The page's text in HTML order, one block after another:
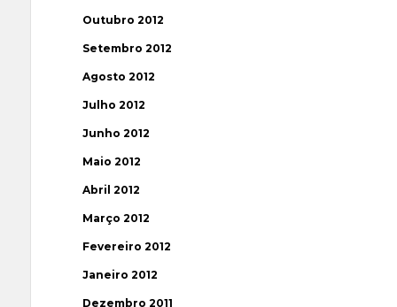
Outubro 2012
Setembro 2012
Agosto 2012
Julho 2012
Junho 2012
Maio 2012
Abril 2012
Março 2012
Fevereiro 2012
Janeiro 2012
Dezembro 2011